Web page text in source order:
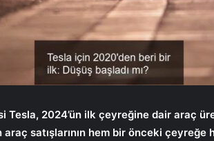
Tesla, 2024’ün ilk çeyreğine dair araç
satışlarının hem bir önceki çeyreğe